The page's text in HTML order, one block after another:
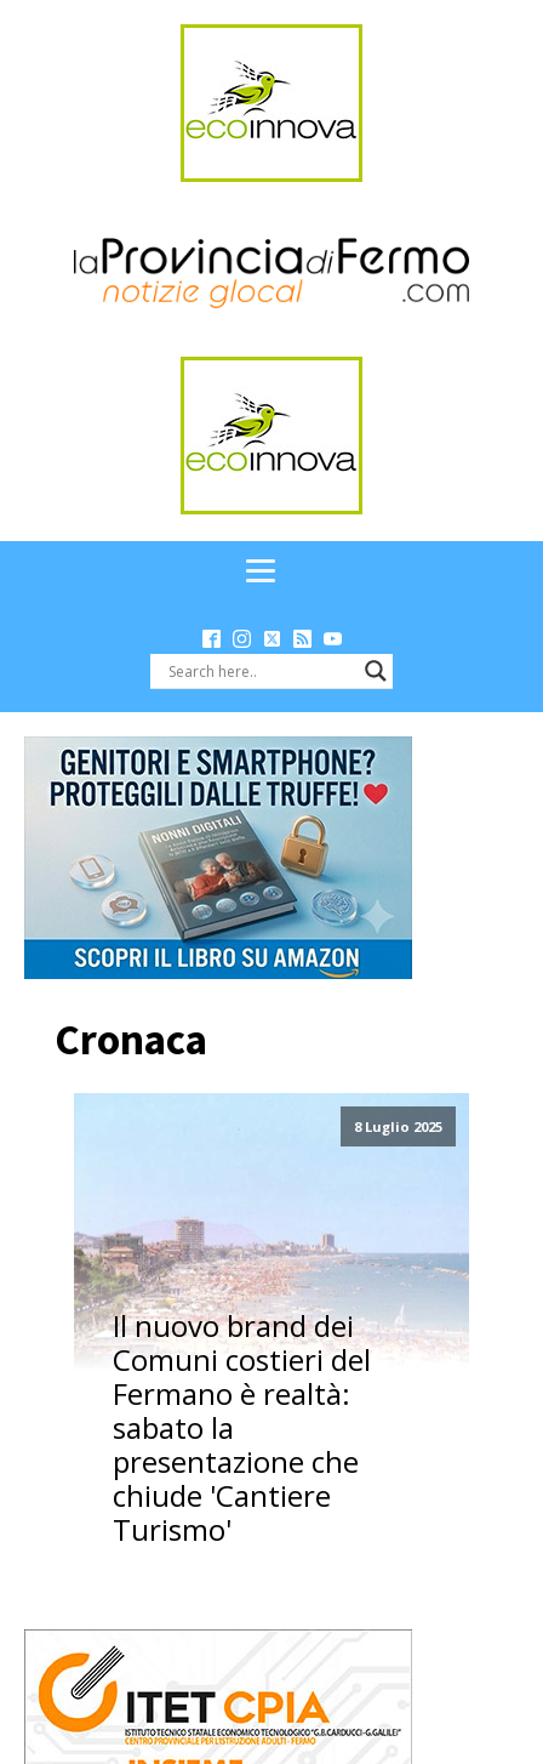
Cronaca
8 Luglio 2025
Il nuovo brand dei
Comuni costieri del
Fermano è realtà:
sabato la
presentazione che
chiude 'Cantiere
Turismo'